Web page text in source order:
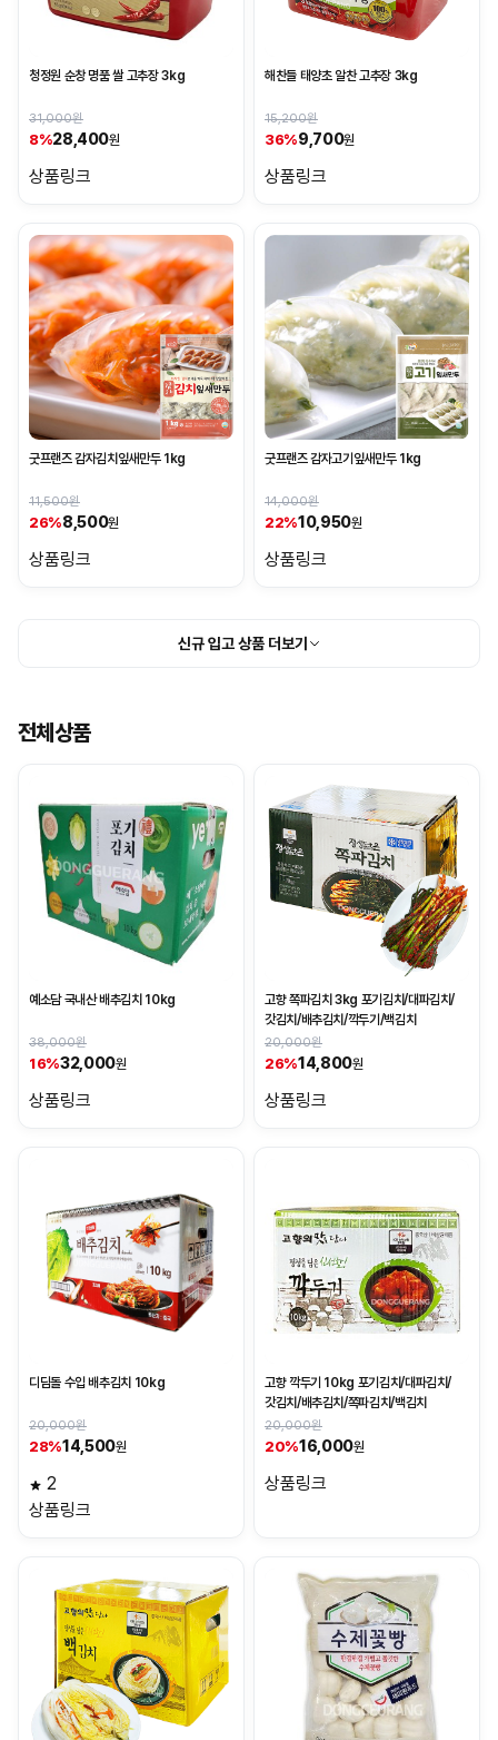
청정원 순창 명품 쌀 고추장 3kg
31,000원
8%28,400원
상품링크
해찬들 태양초 알찬 고추장 3kg
15,200원
36%9,700원
상품링크
굿프랜즈 감자김치잎새만두 1kg
11,500원
26%8,500원
상품링크
굿프랜즈 감자고기잎새만두 1kg
14,000원
22%10,950원
상품링크
신규 입고 상품 더보기
전체상품
예소담 국내산 배추김치 10kg
38,000원
16%32,000원
상품링크
고향 쪽파김치 3kg 포기김치/대파김치/
갓김치/배추김치/깍두기/백김치
20,000원
26%14,800원
상품링크
디딤돌 수입 배추김치 10kg
20,000원
28%14,500원
2
상품링크
고향 깍두기 10kg 포기김치/대파김치/
갓김치/배추김치/쪽파김치/백김치
20,000원
20%16,000원
상품링크